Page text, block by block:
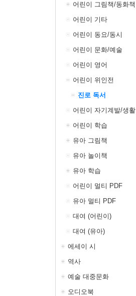
어린이 그림책/동화책
어린이 기타
어린이 동요/동시
어린이 문화/예술
어린이 영어
어린이 위인전
진로 독서
어린이 자기계발/생활
어린이 학습
유아 그림책
유아 놀이책
유아 학습
어린이 멀티 PDF
유아 멀티 PDF
대여 (어린이)
대여 (유아)
에세이 시
역사
예술 대중문화
오디오북